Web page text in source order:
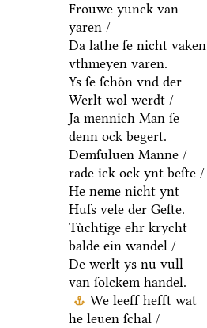
Frouwe yunck van
yaren /
Da lathe ſe nicht vaken
vthmeyen varen.
Ys ſe ſchoͤn vnd der
Werlt wol werdt /
Ja mennich Man ſe
denn ock begert.
Demſuluen Manne /
rade ick ock ynt beſte /
He neme nicht ynt
Huſs vele der Geſte.
Tuͤchtige ehr krycht
balde ein wandel /
De werlt ys nu vull
van ſolckem handel.
We leeff hefft wat
he leuen ſchal /